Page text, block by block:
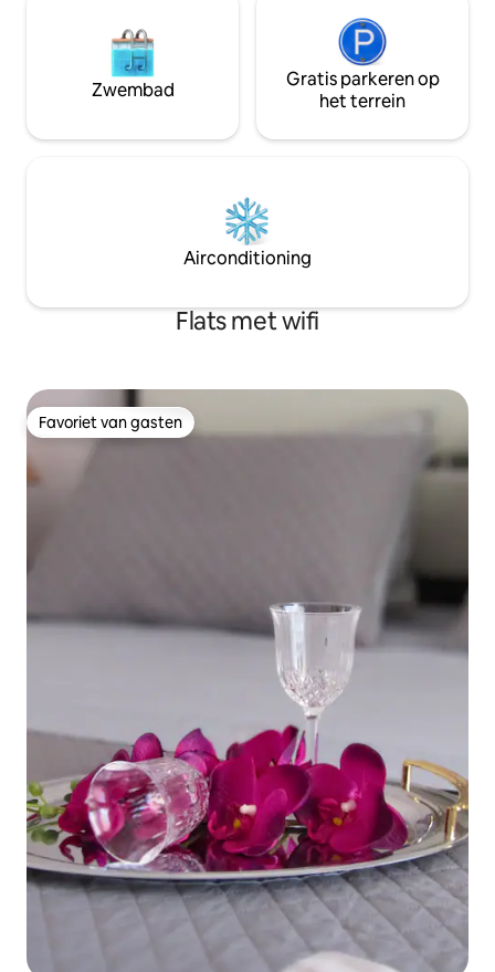
Zwembad
Gratis parkeren op
het terrein
Airconditioning
Flats met wifi
Favoriet van gasten
Favoriet van gasten